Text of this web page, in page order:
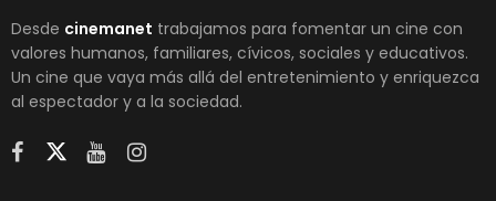
Desde cinemanet trabajamos para fomentar un cine con
valores humanos, familiares, cívicos, sociales y educativos.
Un cine que vaya más allá del entretenimiento y enriquezca
al espectador y a la sociedad.